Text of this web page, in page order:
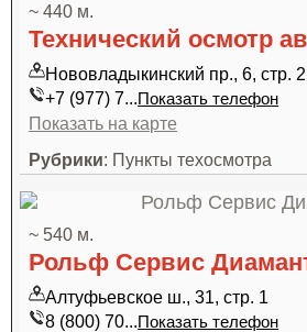
~ 440 м.
Технический осмотр
Нововладыкинский пр., 6, стр. 2
+7 (977) 7...Показать телефон
Показать на карте
Рубрики: Пункты техосмотра
~ 540 м.
Рольф Сервис
Алтуфьевское ш., 31, стр. 1
8 (800) 70...Показать телефон